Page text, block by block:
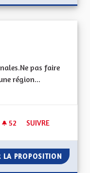
pas faire
région...
Autres
52 52 ABONNÉS
SUIVRE
LA PROPOSITION POUR